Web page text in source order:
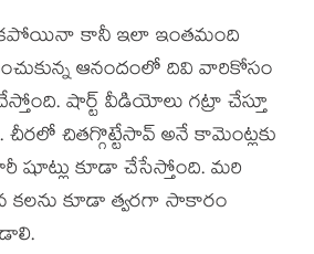
కానీ ఇలా ఇంతమంది
ఆనందంలో దివి వారికోసం
షార్ట్ వీడియోలు గట్రా చేస్తూ
చితగ్గొట్టేసావ్‍ అనే కామెంట్లకు
కూడా చేసేస్తోంది. మరి
కూడా త్వరగా సాకారం